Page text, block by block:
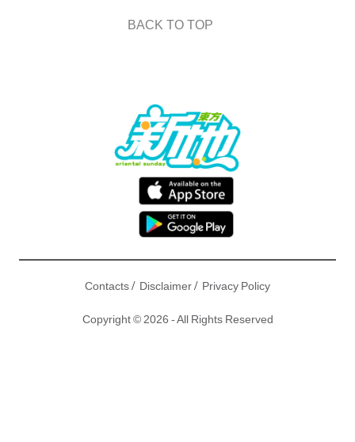
BACK TO TOP
Contacts/ Disclaimer/ Privacy Policy
Copyright © 2026 - All Rights Reserved